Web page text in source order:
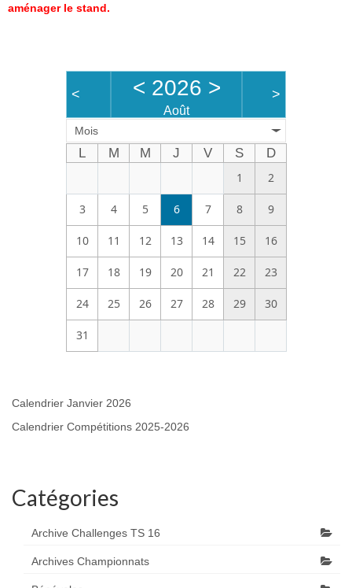
aménager le stand.
< < 2026 >
Août
>
Mois
L M M J V S
D
1
2
3 4 5 6 7 8 9
10 11 12 13 14 15 16
17 18 19 20 21 22 23
24 25 26 27 28 29 30
31
Calendrier Janvier 2026
Calendrier Compétitions 2025-2026
Catégories
Archive Challenges TS 16
Archives Championnats